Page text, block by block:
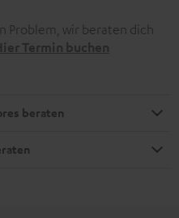
Problem, wir beraten dich
Termin buchen
beraten